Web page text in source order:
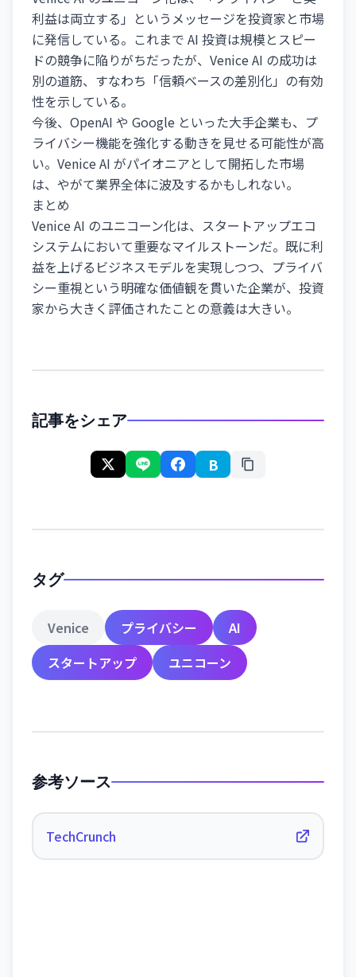
利益は両立する」というメッセージを投資家と市場
に発信している。これまで AI 投資は規模とスピー
ドの競争に陥りがちだったが、Venice AI の成功は
別の道筋、すなわち「信頼ベースの差別化」の有効
性を示している。
今後、OpenAI や Google といった大手企業も、プ
ライバシー機能を強化する動きを見せる可能性が高
い。Venice AI がパイオニアとして開拓した市場
は、やがて業界全体に波及するかもしれない。
まとめ
Venice AI のユニコーン化は、スタートアップエコ
システムにおいて重要なマイルストーンだ。既に利
益を上げるビジネスモデルを実現しつつ、プライバ
シー重視という明確な価値観を貫いた企業が、投資
家から大きく評価されたことの意義は大きい。
記事をシェア
B
タグ
Venice プライバシー
AI
スタートアップ
ユニコーン
参考ソース
TechCrunch